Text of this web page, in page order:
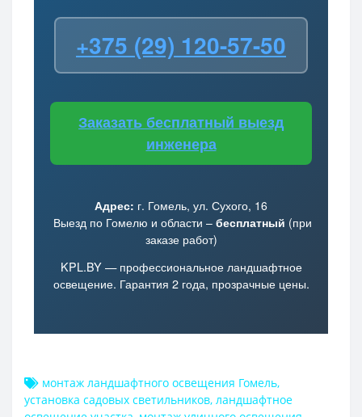
+375 (29) 120-57-50
Заказать бесплатный выезд
инженера
Адрес: г. Гомель, ул. Сухого, 16
Выезд по Гомелю и области – бесплатный (при
заказе работ)
KPL.BY — профессиональное ландшафтное
освещение. Гарантия 2 года, прозрачные цены.
монтаж ландшафтного освещения Гомель,
установка садовых светильников, ландшафтное